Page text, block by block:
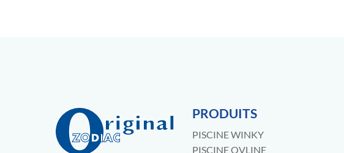
PRODUITS
PISCINE WINKY
PISCINE OVLINE